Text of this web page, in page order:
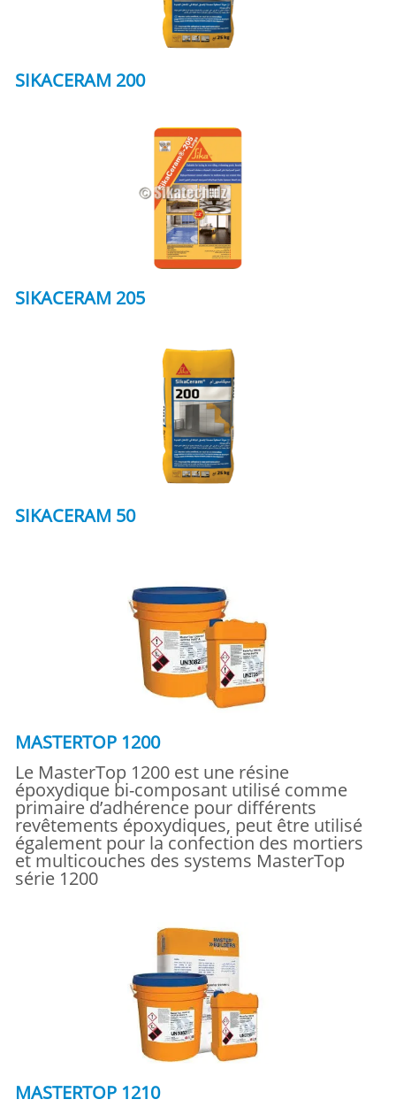
SIKACERAM 200
SIKACERAM 205
SIKACERAM 50
MASTERTOP 1200
Le MasterTop 1200 est une résine
époxydique bi-composant utilisé comme
primaire d’adhérence pour différents
revêtements époxydiques, peut être utilisé
également pour la confection des mortiers
et multicouches des systems MasterTop
série 1200
MASTERTOP 1210